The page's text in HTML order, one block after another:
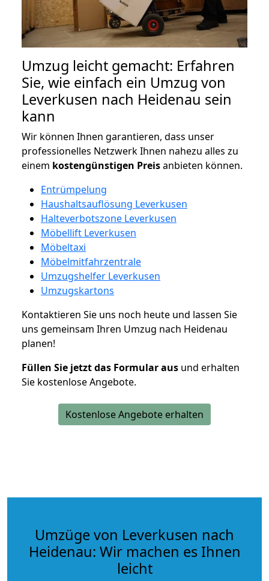
Umzug leicht gemacht: Erfahren
Sie, wie einfach ein Umzug von
Leverkusen nach Heidenau sein
kann
Wir können Ihnen garantieren, dass unser
professionelles Netzwerk Ihnen nahezu alles zu
einem kostengünstigen Preisanbieten können.
Entrümpelung
Haushaltsauflösung Leverkusen
Halteverbotszone Leverkusen
Möbellift Leverkusen
Möbeltaxi
Möbelmitfahrzentrale
Umzugshelfer Leverkusen
Umzugskartons
Kontaktieren Sie uns noch heute und lassen Sie
uns gemeinsam Ihren Umzug nach Heidenau
planen!
Füllen Sie jetzt das Formular aus und erhalten
Sie kostenlose Angebote.
Kostenlose Angebote erhalten
Umzüge von Leverkusen nach
Heidenau: Wir machen es Ihnen
leicht